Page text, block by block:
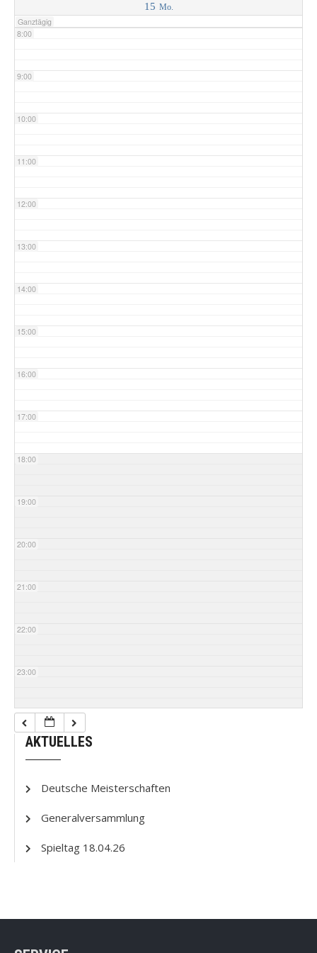
15 Mo.
Ganztägig
8:00
9:00
10:00
11:00
12:00
13:00
14:00
15:00
16:00
17:00
18:00
19:00
20:00
21:00
22:00
23:00
AKTUELLES
Deutsche Meisterschaften
Generalversammlung
Spieltag 18.04.26